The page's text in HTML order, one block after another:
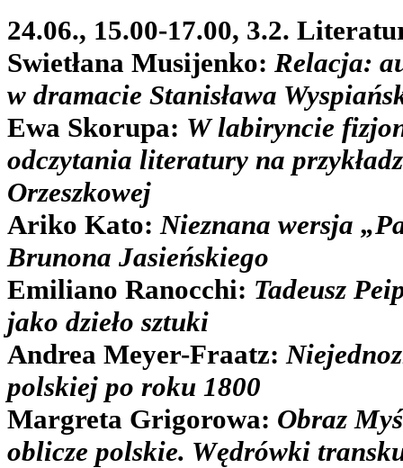
24.06., 15.00-17.00, 3.2.
Swietłana Musijenko: Relacja:
w dramacie Stanisława
Ewa Skorupa: W labiryncie
odczytania literatury na
Orzeszkowej
Ariko Kato: Nieznana wersja
Brunona Jasieńskiego
Emiliano Ranocchi: Tadeusz
jako dzieło sztuki
Andrea Meyer-Fraatz:
polskiej po roku 1800
Margreta Grigorowa: Obraz
oblicze polskie. Wędrówki